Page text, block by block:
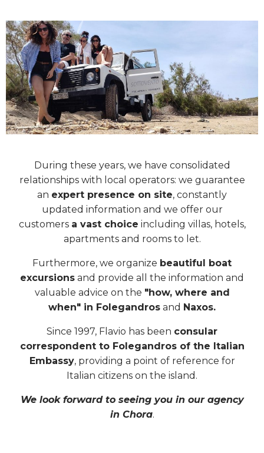
During these years, we have consolidated
relationships with local operators: we guarantee
an expert presence on site, constantly
updated information and we offer our
customers a vast choice including villas, hotels,
apartments and rooms to let.
Furthermore, we organize beautiful boat
excursions and provide all the information and
valuable advice on the "how, where and
when" in Folegandros and Naxos.
Since 1997, Flavio has been consular
correspondent to Folegandros of the Italian
Embassy, providing a point of reference for
Italian citizens on the island.
We look forward to seeing you in our agency
in Chora.